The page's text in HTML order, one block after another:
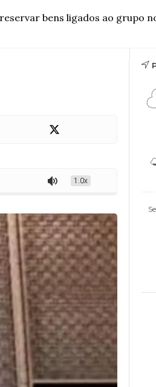
bens ligados ao grupo
e abre caminho para rastreamento de
1.0x